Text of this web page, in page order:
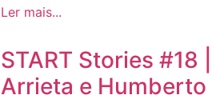
Ler mais...
START Stories #18
Arrieta e Humberto